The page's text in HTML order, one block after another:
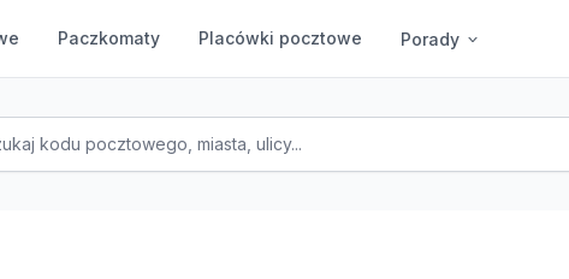
Paczkomaty Placówki pocztowe Porady